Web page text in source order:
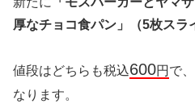
厚なチョコ食パン」（5枚スラ
値段はどちらも税込600円 で
なります。